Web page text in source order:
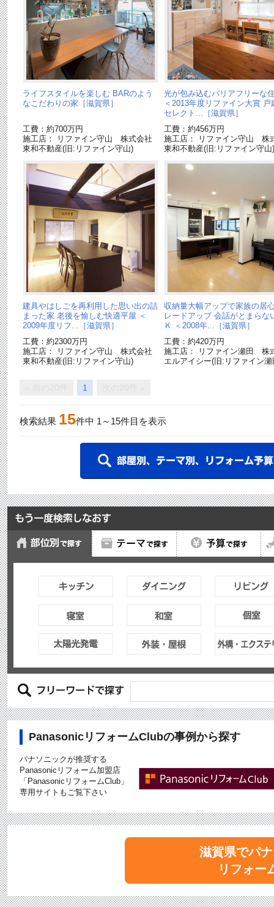
ライフスタイルを楽しむ BARのよう
なこだわりの家［滋賀県］
工費：約700万円
施工店： リファイン守山 株式会社
東和不動産(旧:リファイン守山)
光が包み込むバリアフリーな
＜2013年度リファイン大賞 戸
セレクト...［滋賀県］
工費：約456万円
施工店： リファイン守山 株
東和不動産(旧:リファイン守山)
建具やはしごを再利用した思い出の詰
まった家 老後を愉しむ快適平屋 ＜
2009年度リフ...［滋賀県］
工費：約2300万円
施工店： リファイン守山 株式会社
東和不動産(旧:リファイン守山)
収納量大幅アップで家族の居
レードアップ 会話がとまらな
Ｋ ＜2008年...［滋賀県］
工費：約420万円
施工店： リファイン瀬田 株
エルアイシー(旧:リファイン瀬
1
検索結果 15件中 1 ～ 15件目を表示
PanasonicリフォームClubの事例から探す
パナソニックが推奨する
Panasonicリフォーム加盟店
「PanasonicリフォームClub」
専用サイトもご覧下さい
滋賀県でパ
リフォー